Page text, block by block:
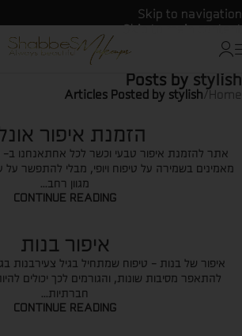
Skip to navigation
Posts by stylish
Home
/
Articles Posted by stylish
הזמנת איפור
מאמינים בשמירה על טיפוח ויופי, מבלי להתפשר על
מגוון רחב...
CONTINUE READING
איפור בנות
להתאפר מסיבות שונות, והגורמים לכך יכולים
חברתיות...
CONTINUE READING